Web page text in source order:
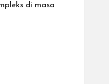
di masa